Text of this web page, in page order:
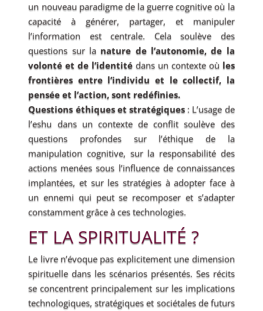
un nouveau paradigme de la guerre cognitive où la
capacité à générer, partager, et manipuler
l’information est centrale. Cela soulève des
questions sur la nature de l’autonomie, de la
volonté et de l’identité dans un contexte où les
frontières entre l’individu et le collectif, la
pensée et l’action, sont redéfinies.
Questions éthiques et stratégiques: L’usage de
l’eshu dans un contexte de conflit soulève des
questions profondes sur l’éthique de la
manipulation cognitive, sur la responsabilité des
actions menées sous l’influence de connaissances
implantées, et sur les stratégies à adopter face à
un ennemi qui peut se recomposer et s’adapter
constamment grâce à ces technologies.
ET LA SPIRITUALITÉ ?
Le livre n’évoque pas explicitement une dimension
spirituelle dans les scénarios présentés. Ses récits
se concentrent principalement sur les implications
technologiques, stratégiques et sociétales de futurs